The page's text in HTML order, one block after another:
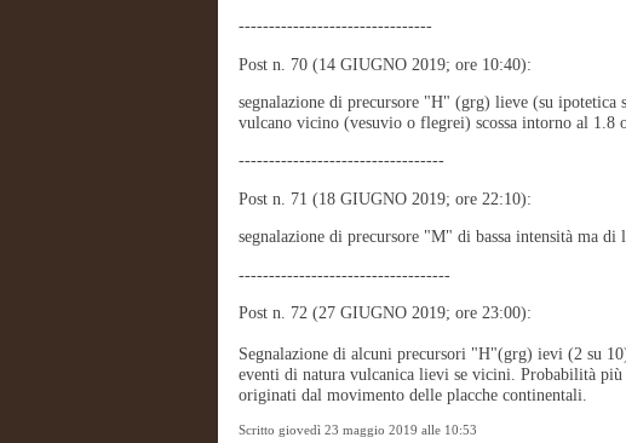
--------------------------------
Post n. 70 (14 GIUGNO 2019; ore 10:40):
segnalazione di precursore "H" (grg) lieve (su ipotetica
vulcano vicino (vesuvio o flegrei) scossa intorno al 1.8
----------------------------------
Post n. 71 (18 GIUGNO 2019; ore 22:10):
segnalazione di precursore "M" di bassa intensità ma
-----------------------------------
Post n. 72 (27 GIUGNO 2019; ore 23:00):
Segnalazione di alcuni precursori "H"(grg) ievi (2 su
eventi di natura vulcanica lievi se vicini. Probabilità
originati dal movimento delle placche continentali.
Scritto giovedì 23 maggio 2019 alle 10:53